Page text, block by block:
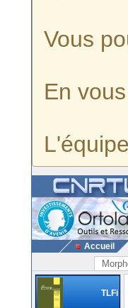
Vous
En
Accueil
TLFi